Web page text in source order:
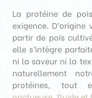
La protéine de
exigence. D’origine
partir de pois
elle s’intègre
ni la saveur ni la
naturellement
protéines, tout